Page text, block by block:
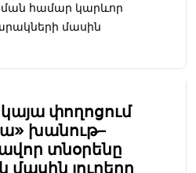
համար կարևոր
մասին
փողոցում
խանութ–
տնօրենը
մասին լուրերը